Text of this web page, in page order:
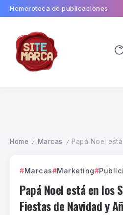
Hemeroteca de publicaciones
Home / Marcas / Papá Noel está en los
Marcas Marketing
Papá Noel está en los
Fiestas de Navidad y